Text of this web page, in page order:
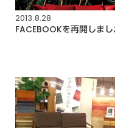
2013.8.28
FACEBOOKを再開しまし